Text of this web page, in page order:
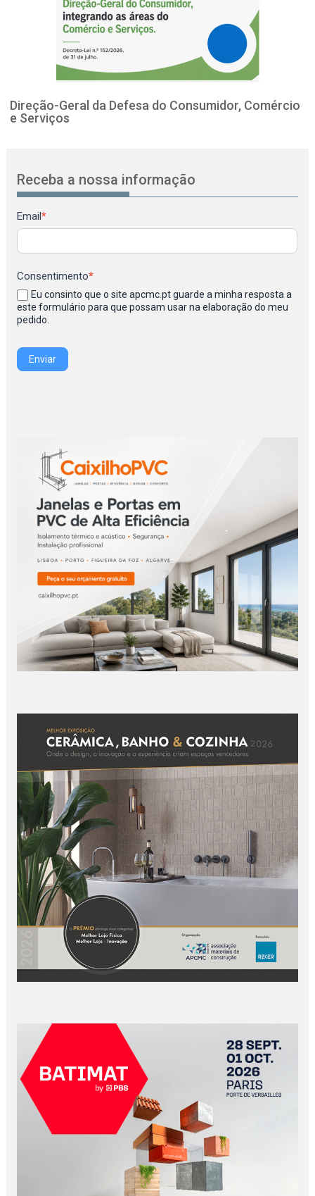
Direção-Geral da Defesa do Consumidor, Comércio
e Serviços
Receba a nossa informação
Newsletter
Email*
Consentimento*
Eu consinto que o site apcmc.pt guarde a minha resposta a
este formulário para que possam usar na elaboração do meu
pedido.
Enviar